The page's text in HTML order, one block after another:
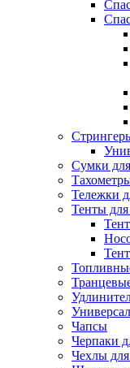
Сумки
Тележки
Тенты
Чапсы
Черпаки
Чехлы